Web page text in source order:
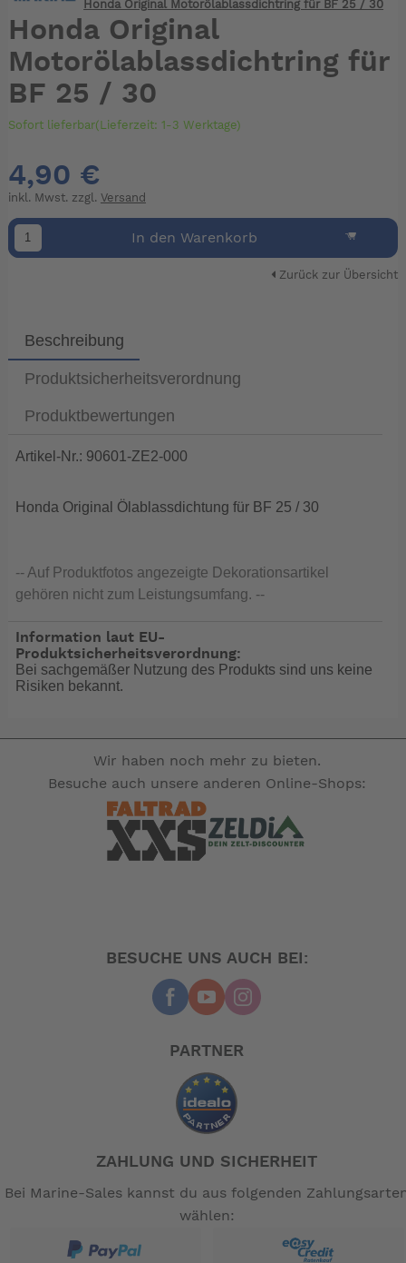
Honda Original Motorölablassdichtring für BF 25 / 30
Honda Original
Motorölablassdichtring für
BF 25 / 30
Sofort lieferbar(Lieferzeit: 1-3 Werktage)
4,90 €
inkl. Mwst. zzgl. Versand
In den Warenkorb
Zurück zur Übersicht
Beschreibung
Produktsicherheitsverordnung
Produktbewertungen
Artikel-Nr.: 90601-ZE2-000
Honda Original Ölablassdichtung für BF 25 / 30
-- Auf Produktfotos angezeigte Dekorationsartikel
gehören nicht zum Leistungsumfang. --
Information laut EU-
Produktsicherheitsverordnung:
Bei sachgemäßer Nutzung des Produkts sind uns keine
Risiken bekannt.
Wir haben noch mehr zu bieten.
Besuche auch unsere anderen Online-Shops:
BESUCHE UNS AUCH BEI:
PARTNER
ZAHLUNG UND SICHERHEIT
Bei Marine-Sales kannst du aus folgenden
wählen: